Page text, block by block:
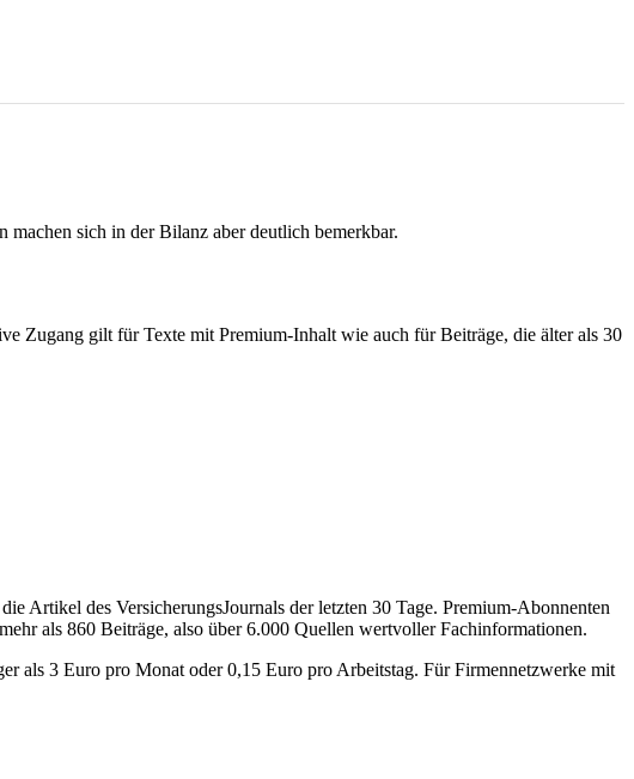
machen sich in der Bilanz aber deutlich bemerkbar.
Zugang gilt für Texte mit Premium-Inhalt wie auch für Beiträge, die älter als 30
Artikel des VersicherungsJournals der letzten 30 Tage. Premium-Abonnenten
als 860 Beiträge, also über 6.000 Quellen wertvoller Fachinformationen.
als 3 Euro pro Monat oder 0,15 Euro pro Arbeitstag. Für Firmennetzwerke mit